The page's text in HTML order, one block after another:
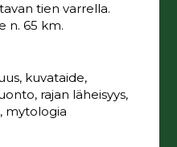
tien varrella.
n. 65 km.
kuvataide,
rajan läheisyys,
mytologia